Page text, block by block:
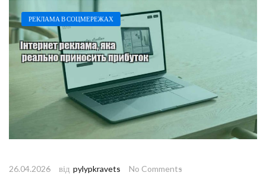
РЕКЛАМА В СОЦМЕРЕЖАХ
26.04.2026 від pylypkravets No Comments